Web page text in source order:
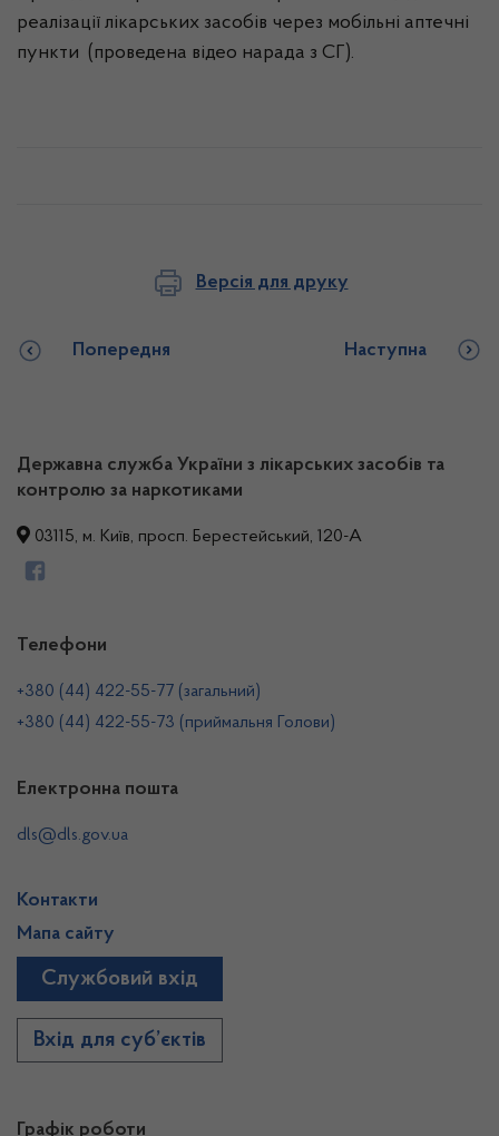
реалізації лікарських засобів через мобільні аптечні
пункти (проведена відео нарада з СГ).
Версія для друку
Попередня Наступна
Державна служба України з лікарських засобів та
контролю за наркотиками
03115, м. Київ, просп. Берестейський, 120-А
Графік роботи
Телефони
+380 (44) 422-55-77 (загальний)
+380 (44) 422-55-73 (приймальня Голови)
Електронна пошта
dls@dls.gov.ua
Контакти
Мапа сайту
Службовий вхід
Вхід для суб’єктів